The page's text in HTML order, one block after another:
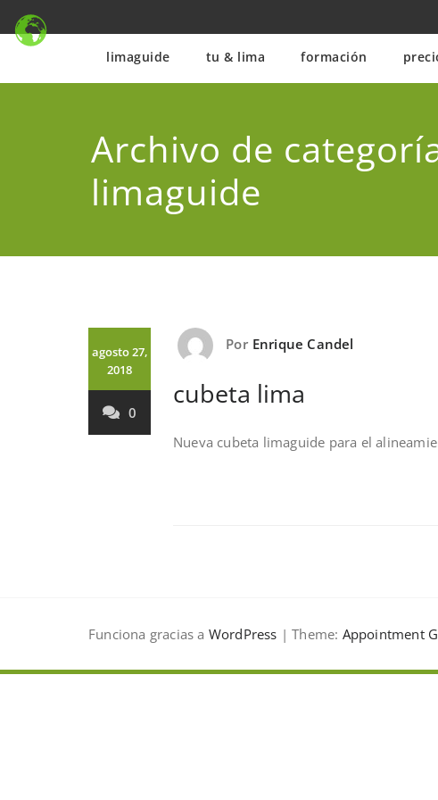
Saltar
al
contenido
limaguide tu & lima formación
Archivo de
limaguide
agosto 27,
2018
0
Por Enrique Candel
cubeta lima
Nueva cubeta limaguide para el
Funciona gracias a WordPress | Theme: Appointment